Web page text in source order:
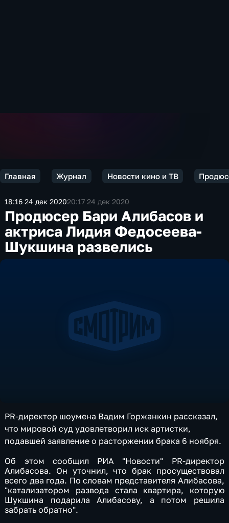
Главная Журнал Новости кино и ТВ
18:16 24 дек 202020:17 24 дек 2020
Продюсер Бари Алибасов и
актриса Лидия Федосеева-
Шукшина развелись
PR-директор шоумена Вадим Горжанкин рассказал,
что мировой суд удовлетворил иск артистки,
подавшей заявление о расторжении брака 6 ноября.
Об этом сообщил РИА "Новости" PR-директор
Алибасова. Он уточнил, что брак просуществовал
всего два года. По словам представителя Алибасова,
"катализатором развода стала квартира, которую
Шукшина подарила Алибасову, а потом решила
забрать обратно".